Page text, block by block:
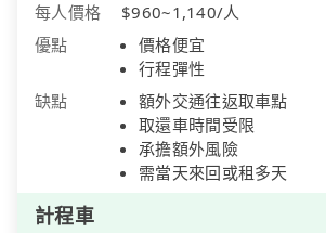
每人價格
$960~1,140/人
優點
價格便宜
行程彈性
缺點
額外交通往返取車點
取還車時間受限
承擔額外風險
需當天來回或租多天
計程車